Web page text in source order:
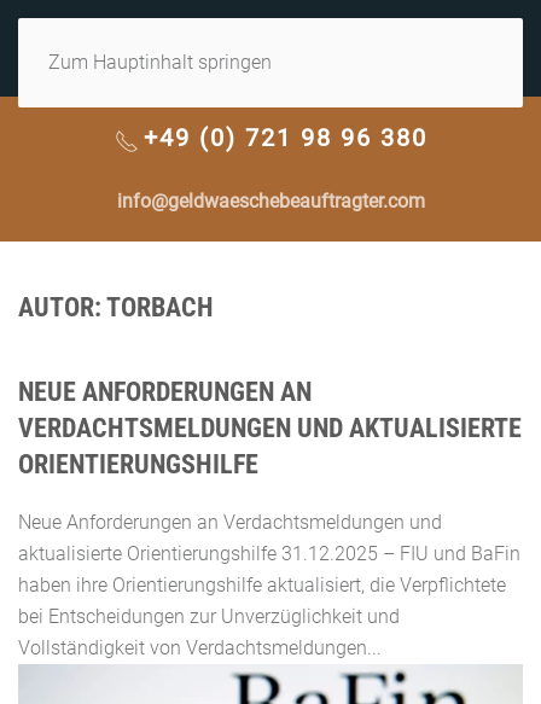
Zum Hauptinhalt springen
+49 (0) 721 98 96 380
info@geldwaeschebeauftragter.com
AUTOR: TORBACH
NEUE ANFORDERUNGEN AN
VERDACHTSMELDUNGEN UND AKTUALISIERTE
ORIENTIERUNGSHILFE
Neue Anforderungen an Verdachtsmeldungen und
aktualisierte Orientierungshilfe 31.12.2025 – FIU und BaFin
haben ihre Orientierungshilfe aktualisiert, die Verpflichtete
bei Entscheidungen zur Unverzüglichkeit und
Vollständigkeit von Verdachtsmeldungen...